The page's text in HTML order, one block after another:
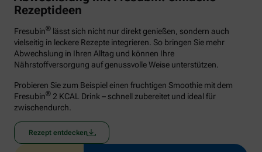
Rezeptideen
Fresubin® lässt sich nicht nur direkt genießen, sondern auch
vielseitig in leckere Rezepte integrieren. So bringen Sie mehr
Abwechslung in Ihren Alltag und können Ihre
Nährstoffversorgung auf genussvolle Weise unterstützen.
Probieren Sie zum Beispiel einen fruchtigen Smoothie mit dem
Fresubin® 2 KCAL Drink – schnell zubereitet und ideal für
zwischendurch.
Rezept entdecken